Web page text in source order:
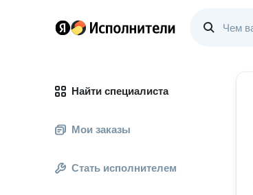
Найти специалиста
Мои заказы
Стать исполнителем